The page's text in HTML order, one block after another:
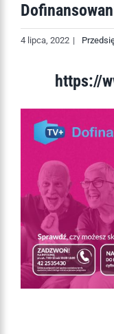
4 lipca, 2022 |
https://